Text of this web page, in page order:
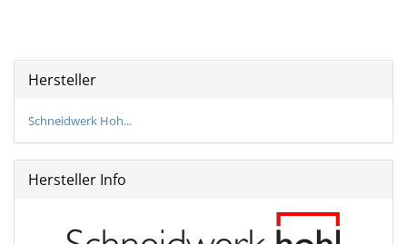
Hersteller
Schneidwerk Hoh...
Hersteller Info